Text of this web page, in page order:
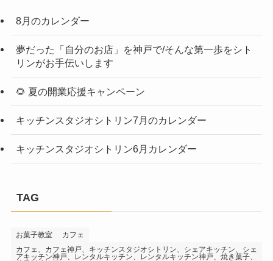
8月のカレンダー
夢だった「自分のお店」を神戸で/そんな第一歩をシト
リンがお手伝いします
🌻 夏の開業応援キャンペーン
キッチンスタジオシトリン7月のカレンダー
キッチンスタジオシトリン6月カレンダー
TAG
お菓子教室
カフェ
カフェ、カフェ神戸、キッチンスタジオシトリン、シェアキッチン、シェ
アキッチン神戸、レンタルキッチン、レンタルキッチン神戸、焼き菓子、